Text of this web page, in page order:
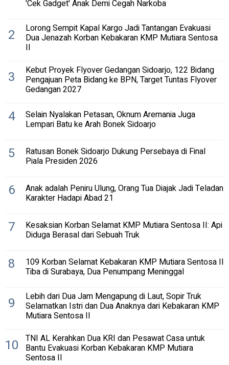
'Cek Gadget' Anak Demi Cegah Narkoba
2 Lorong Sempit Kapal Kargo Jadi Tantangan Evakuasi
Dua Jenazah Korban Kebakaran KMP Mutiara Sentosa
II
3 Kebut Proyek Flyover Gedangan Sidoarjo, 122 Bidang
Pengajuan Peta Bidang ke BPN, Target Tuntas Flyover
Gedangan 2027
4 Selain Nyalakan Petasan, Oknum Aremania Juga
Lempari Batu ke Arah Bonek Sidoarjo
5 Ratusan Bonek Sidoarjo Dukung Persebaya di Final
Piala Presiden 2026
6 Anak adalah Peniru Ulung, Orang Tua Diajak Jadi Teladan
Karakter Hadapi Abad 21
7 Kesaksian Korban Selamat KMP Mutiara Sentosa II: Api
Diduga Berasal dari Sebuah Truk
8 109 Korban Selamat Kebakaran KMP Mutiara Sentosa II
Tiba di Surabaya, Dua Penumpang Meninggal
9 Lebih dari Dua Jam Mengapung di Laut, Sopir Truk
Selamatkan Istri dan Dua Anaknya dari Kebakaran KMP
Mutiara Sentosa II
10 TNI AL Kerahkan Dua KRI dan Pesawat Casa untuk
Bantu Evakuasi Korban Kebakaran KMP Mutiara
Sentosa II